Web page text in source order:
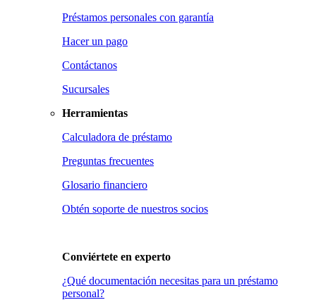
Préstamos personales con garantía
Hacer un pago
Contáctanos
Sucursales
Herramientas
Calculadora de préstamo
Preguntas frecuentes
Glosario financiero
Obtén soporte de nuestros socios
Conviértete en experto
¿Qué documentación necesitas para un préstamo
personal?